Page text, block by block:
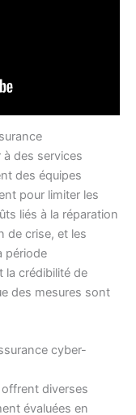
à des services
des équipes
pour limiter les
liés à la réparation
de crise, et les
période
la crédibilité de
des mesures sont
cyber-
offrent diverses
évaluées en